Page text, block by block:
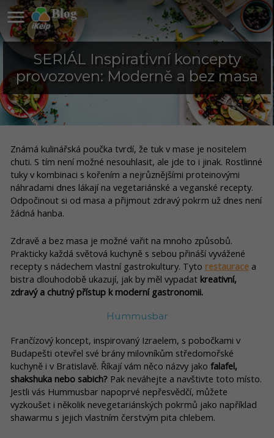
Blog

SERIÁL Inspirativní koncepty
provozoven: Moderně a bez masa
Známá kulinářská poučka tvrdí, že tuk v mase je nositelem
chuti. S tím není možné nesouhlasit, ale jde to i jinak. Rostlinné
tuky v kombinaci s kořením a nejrůznějšími proteinovými
náhradami dnes lákají na vegetariánské a veganské recepty.
Odpočinout si od masa a přijmout zdravý pokrm už dnes není
žádná hanba.
Zdravě a bez masa je možné vařit na mnoho způsobů.
Prakticky každá světová kuchyně s sebou přináší vyvážené
recepty s nádechem vlastní gastrokultury. Tyto restaurace a
bistra dlouhodobě ukazují, jak by měl vypadat kreativní,
zdravý a chutný přístup k moderní gastronomii.
Hummusbar
Frančízový koncept, inspirovaný Izraelem, s pobočkami v
Budapešti otevřel své brány milovníkům středomořské
kuchyně i v Bratislavě. Říkají vám něco názvy jako falafel,
shakshuka nebo sabich? Pak neváhejte a navštivte toto místo.
Jestli vás Hummusbar napoprvé nepřesvědčí, můžete
vyzkoušet i několik nevegetariánských pokrmů jako například
shawarmu s jejich vlastním čerstvým pita chlebem.